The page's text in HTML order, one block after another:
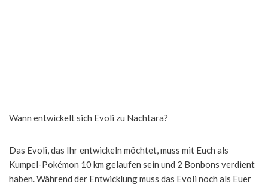
Wann entwickelt sich Evoli zu Nachtara?
Das Evoli, das Ihr entwickeln möchtet, muss mit Euch als
Kumpel-Pokémon 10 km gelaufen sein und 2 Bonbons verdient
haben. Während der Entwicklung muss das Evoli noch als Euer